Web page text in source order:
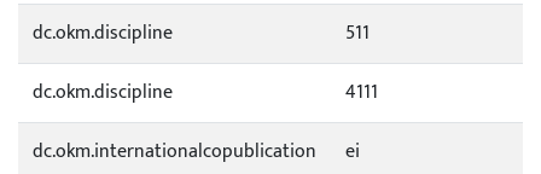
dc.okm.discipline
511
dc.okm.discipline
4111
dc.okm.internationalcopublication
ei